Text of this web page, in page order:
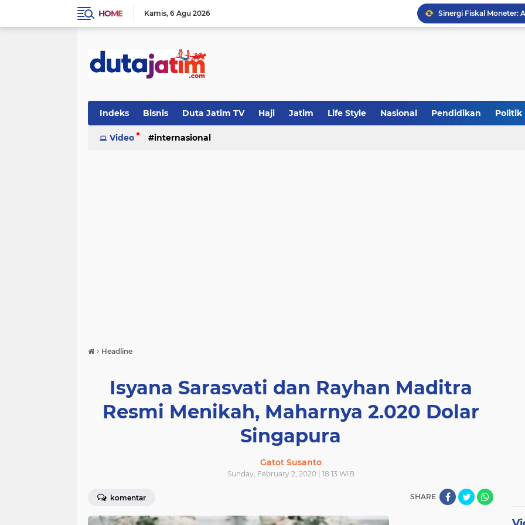
HOME Kamis 6 Agu 2026 Sinergi Fiskal Moneter:
JakOne Mobile Antar
Indeks Bisnis Duta Jatim TV Haji Jatim Life Style Nasional Pendidikan Politik
Video internasional
› Headline
Isyana Sarasvati dan Rayhan Maditra
Resmi Menikah, Maharnya 2.020 Dolar
Singapura
Gatot Susanto
Sunday, February 2, 2020 | 18:13 WIB
komentar SHARE